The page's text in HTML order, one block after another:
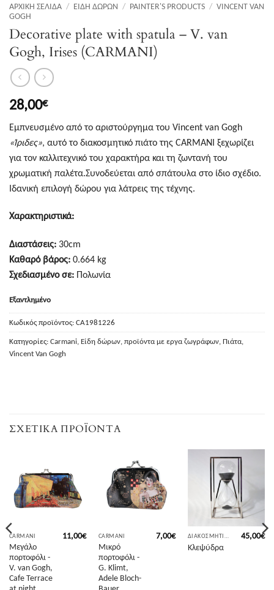
ΑΡΧΙΚΉ ΣΕΛΊΔΑ / ΕΊΔΗ ΔΏΡΩΝ / PAINTER'S PRODUCTS / VINCENT VAN
GOGH
Decorative plate with spatula – V. van
Gogh, Irises (CARMANI)
28,00€
Εμπνευσμένο από το αριστούργημα του Vincent van Gogh
«Ίριδες», αυτό το διακοσμητικό πιάτο της CARMANI ξεχωρίζει
για τον καλλιτεχνικό του χαρακτήρα και τη ζωντανή του
χρωματική παλέτα.Συνοδεύεται από σπάτουλα στο ίδιο σχέδιο.
Ιδανική επιλογή δώρου για λάτρεις της τέχνης.
Χαρακτηριστικά:
Διαστάσεις: 30cm
Καθαρό βάρος: 0.664 kg
Σχεδιασμένο σε: Πολωνία
Εξαντλημένο
Κωδικός προϊόντος: CA1981226
Κατηγορίες: Carmani Είδη δώρων προϊόντα με εργα ζωγράφων Πιάτα
Vincent Van Gogh
ΣΧΕΤΙΚΆ ΠΡΟΪΌΝΤΑ
CARMANI
Μεγάλο
πορτοφόλι -
V. van Gogh,
Cafe Terrace
11,00€ CARMANI
Μικρό
πορτοφόλι -
G. Klimt,
Adele Bloch-
7,00€ ΔΙΑΚΟΣΜΗΤΙΚΆ ΑΝΤΙΚΕΊΜΕΝΑ
Κλεψύδρα
45,00€